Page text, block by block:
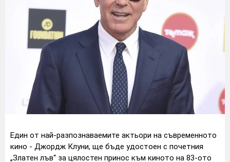
Един от най-разпознаваемите актьори на съвременното
кино - Джордж Клуни, ще бъде удостоен с почетния
„Златен лъв“ за цялостен принос към киното на 83-ото